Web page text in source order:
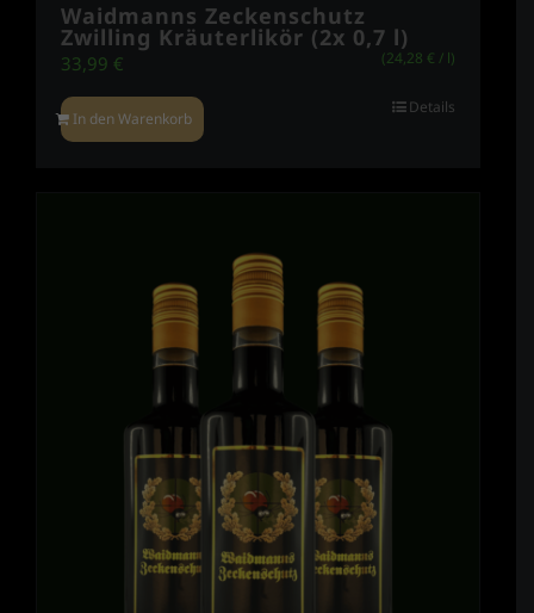
Waidmanns Zeckenschutz
Zwilling Kräuterlikör (2x 0,7 l)
33,99 € (24,28 € / l)
In den Warenkorb
Details